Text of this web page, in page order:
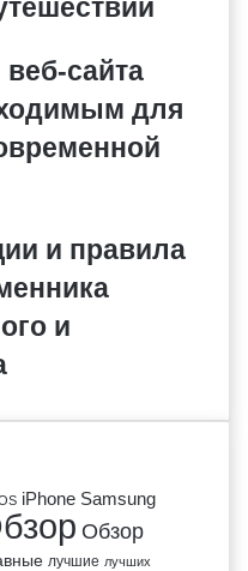
сайта
для
и правила
и
iPhone Samsung
Обзор
лучшие лучших